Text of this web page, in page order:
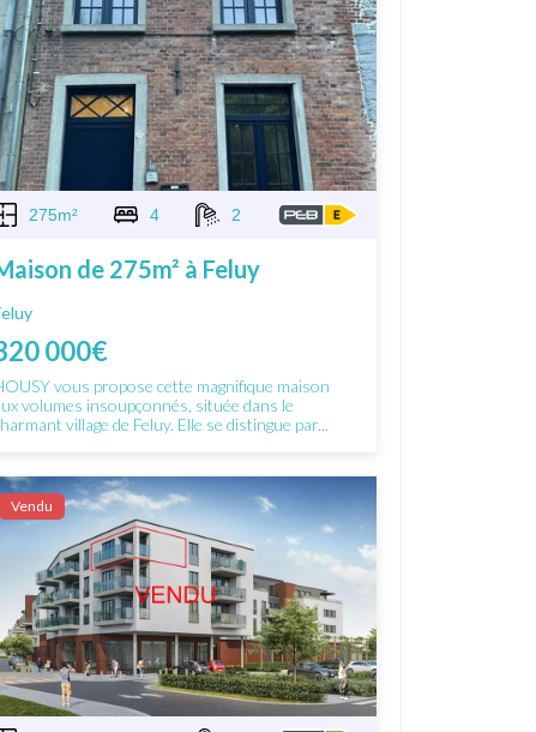
275m² 4 2
de 275m² à Feluy
000€
vous propose cette magnifique maison
volumes insoupçonnés, située dans le
village de Feluy. Elle se distingue par...
Vendu